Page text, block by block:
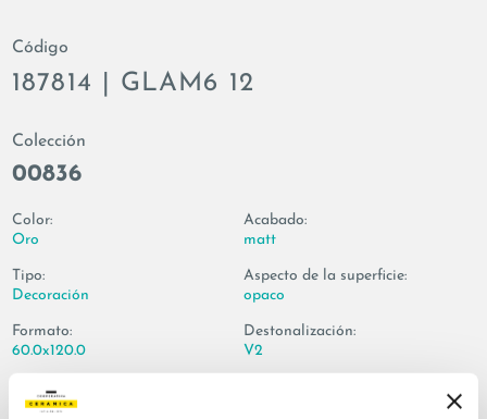
Código
187814 | GLAM6 12
Colección
00836
Color:
Oro
Tipo:
Decoración
Formato:
60.0x120.0
Acabado:
matt
Aspecto de la superficie:
opaco
Destonalización:
V2